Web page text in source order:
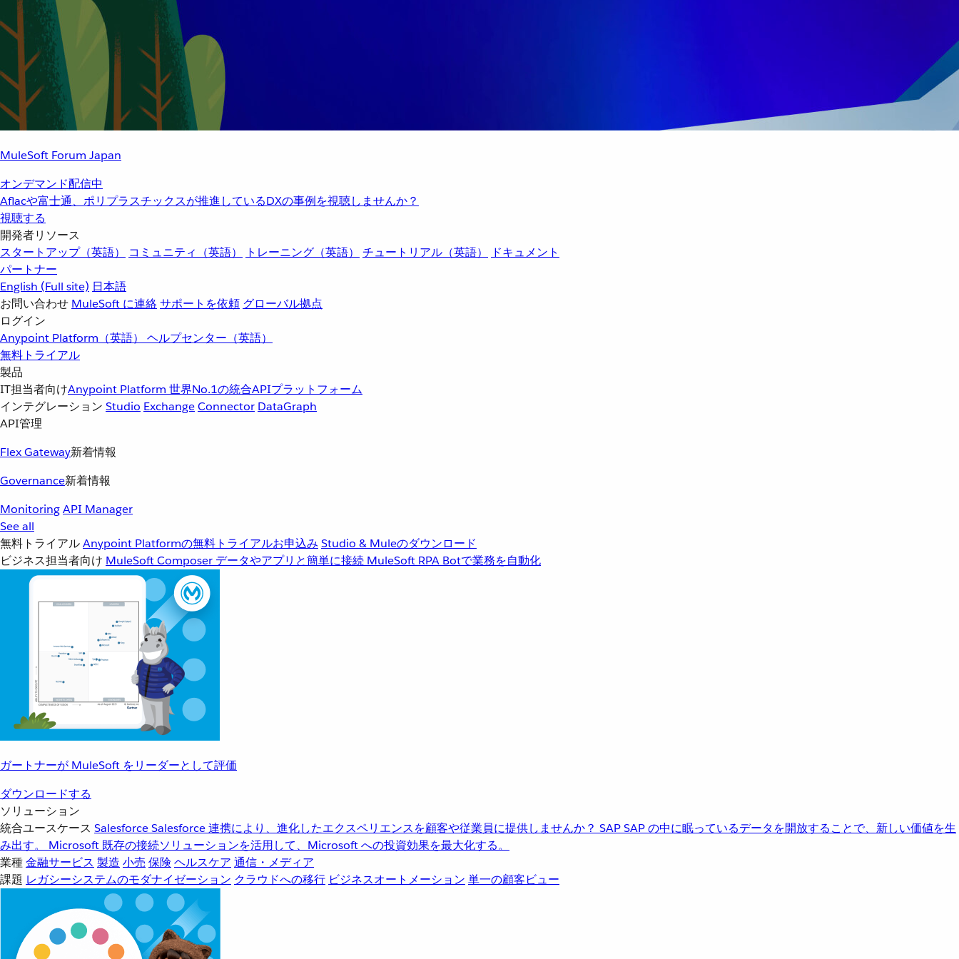
MuleSoft Forum Japan
オンデマンド配信中
Aflacや富士通、ポリプラスチックスが推進しているDXの事例を視聴しませんか？
視聴する
開発者リソース
スタートアップ（英語）
コミュニティ（英語） トレーニング（英語） チュートリアル（英語）
ドキュメント
パートナー
English (Full site) 日本語
お問い合わせ MuleSoft に連絡サポートを依頼 グローバル拠点
ログイン
Anypoint Platform（英語） ヘルプセンター（英語）
無料トライアル
製品
IT担当者向けAnypoint Platform 世界No.1の統合APIプラットフォーム
インテグレーション Studio ExchangeConnector DataGraph
API管理
Flex Gateway新着情報
Governance新着情報
MonitoringAPI Manager
See all
無料トライアルAnypoint Platformの無料トライアルお申込み Studio & Muleのダウンロード
ビジネス担当者向け MuleSoft Composer データやアプリと簡単に接続 MuleSoft RPA Botで業務を自動化
ガートナーが MuleSoft をリーダーとして評価
ダウンロードする
ソリューション
統合ユースケース SalesforceSalesforce 連携により、進化したエクスペリエンスを顧客や従業員に提供しませんか？ SAPSAP の中に眠っているデータを開放することで、新しい価値を生
み出す。
Microsoft 既存の接続ソリューションを活用して、Microsoft への投資効果を最大化する。
業種金融サービス 製造 小売 保険 ヘルスケア 通信・メディア
課題 レガシーシステムのモダナイゼーション クラウドへの移行 ビジネスオートメーション 単一の顧客ビュー